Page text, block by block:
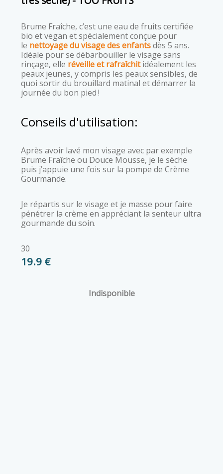
Brume Fraîche, c’est une eau de fruits certifiée
bio et vegan et spécialement conçue pour
le nettoyage du visage des enfantsdès 5 ans.
Idéale pour se débarbouiller le visage sans
rinçage, elle réveille et rafraîchitidéalement les
peaux jeunes, y compris les peaux sensibles, de
quoi sortir du brouillard matinal et démarrer la
journée du bon pied !
Conseils d'utilisation:
Après avoir lavé mon visage avec par exemple
Brume Fraîche ou Douce Mousse, je le sèche
puis j’appuie une fois sur la pompe de Crème
Gourmande.
Je répartis sur le visage et je masse pour faire
pénétrer la crème en appréciant la senteur ultra
gourmande du soin.
30
19.9 €
Indisponible